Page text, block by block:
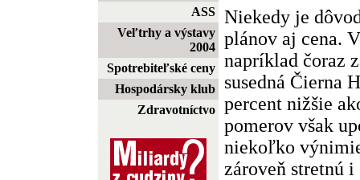
ASS
Veľtrhy a výstavy
2004
Spotrebiteľské ceny
Hospodársky klub
Zdravotníctvo
Niekedy je
plánov aj cena.
napríklad čoraz
susedná Čierna
percent nižšie
pomerov však
niekoľko
zároveň stretnú